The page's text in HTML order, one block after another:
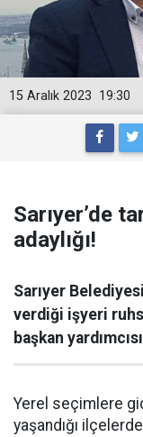
19:30
15 Aralık 2023
Sarıyer’de
adaylığı!
Sarıyer
verdiği işyeri
başkan
Yerel seçimlere
yaşandığı